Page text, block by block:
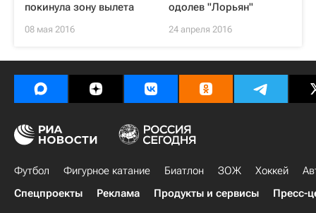
покинула зону вылета
08 мая 2016
одолев "Лорьян"
24 апреля 2016
Футбол Фигурное катание Биатлон ЗОЖ Хоккей
Спецпроекты
Реклама Продукты и сервисы Пресс-